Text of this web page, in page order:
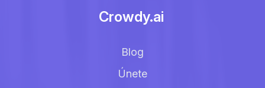
Crowdy.ai
Blog
Únete